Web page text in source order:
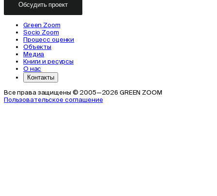
Обсудить проект
Green Zoom
Socio Zoom
Процесс оценки
Объекты
Медиа
Книги и ресурсы
О нас
Контакты
Все права защищены © 2005—2026 GREEN ZOOM
Пользовательское соглашение